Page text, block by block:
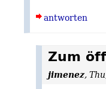
antworten
Zum
jimenez,